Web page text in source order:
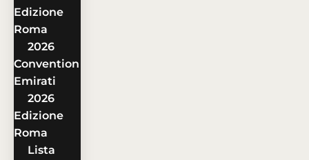
Edizione
Roma
2026
Convention
Emirati
2026
Edizione
Roma
Lista